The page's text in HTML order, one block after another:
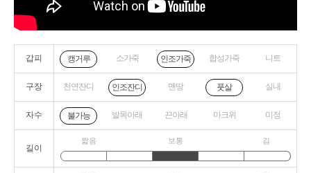
갑피 캥거루 소가죽 인조가죽 합성가죽 니트
구장 천연잔디 인조잔디 맨땅 풋살 실내
자수 불가능 발목아래 끈아래 마크위 미정
길이
짧음 보통 김